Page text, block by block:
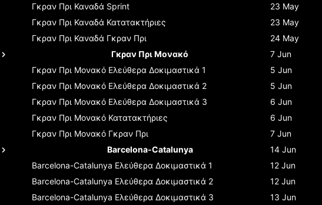
Γκραν Πρι Καναδά Sprint 23 May
Γκραν Πρι Καναδά Κατατακτήριες 23 May
Γκραν Πρι Καναδά Γκραν Πρι 24 May
Γκραν Πρι Μονακό
7 Jun
Γκραν Πρι Μονακό Ελεύθερα Δοκιμαστικά 1 5 Jun
Γκραν Πρι Μονακό Ελεύθερα Δοκιμαστικά 2 5 Jun
Γκραν Πρι Μονακό Ελεύθερα Δοκιμαστικά 3 6 Jun
Γκραν Πρι Μονακό Κατατακτήριες 6 Jun
Γκραν Πρι Μονακό Γκραν Πρι 7 Jun
Barcelona-Catalunya
14 Jun
Barcelona-Catalunya Ελεύθερα Δοκιμαστικά 1 12 Jun
Barcelona-Catalunya Ελεύθερα Δοκιμαστικά 2 12 Jun
Barcelona-Catalunya Ελεύθερα Δοκιμαστικά 3 13 Jun